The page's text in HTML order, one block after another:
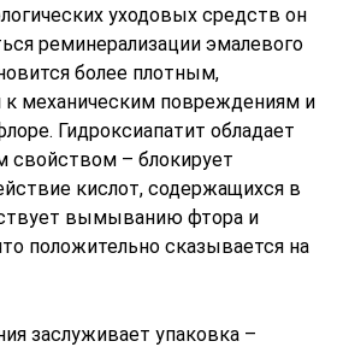
уходовых средств он
реминерализации эмалевого
более плотным,
механическим повреждениям и
Гидроксиапатит обладает
– блокирует
кислот, содержащихся в
вымыванию фтора и
положительно сказывается на
заслуживает упаковка –